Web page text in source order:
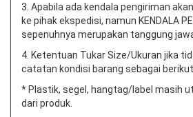
3. Apabila ada kendala pengiriman
ke pihak ekspedisi, namun KENDALA
sepenuhnya merupakan tanggung
4. Ketentuan Tukar Size/Ukuran jika
catatan kondisi barang sebagai
* Plastik, segel, hangtag/label masih
dari produk.